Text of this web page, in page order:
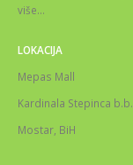
više…
LOKACIJA
Mepas Mall
Kardinala Stepinca b.b.
Mostar, BiH